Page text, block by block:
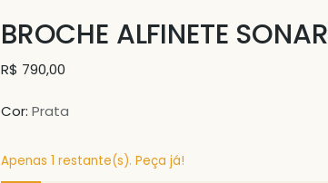
BROCHE ALFINETE SONAR
Preço
R$ 790,00
Cor: Prata
Apenas 1 restante(s). Peça já!